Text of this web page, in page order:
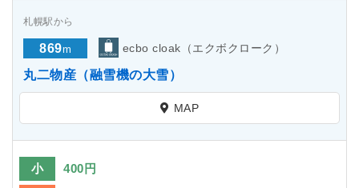
札幌駅から
869m ecbo cloak（エクボクローク）
丸二物産（融雪機の大雪）
MAP
小 400円